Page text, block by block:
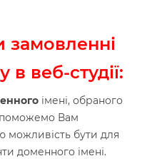
в веб-студії:
імені, обраного
Вам
можливість бути для
доменного імені.